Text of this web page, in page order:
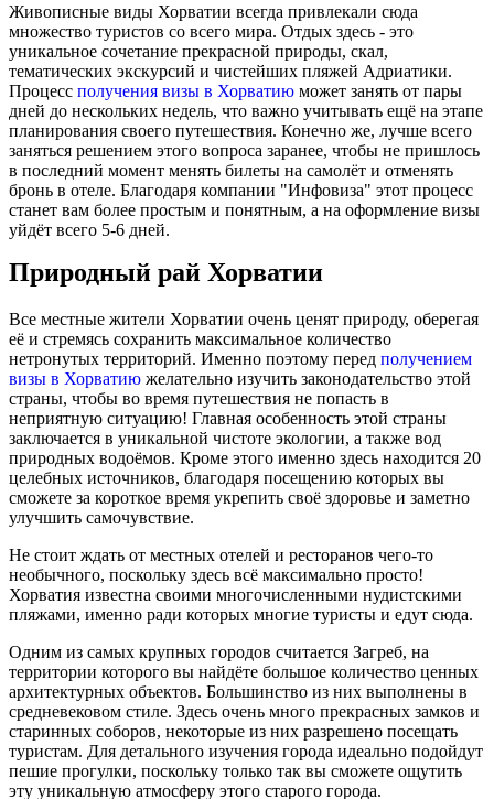
Живописные виды Хорватии всегда привлекали сюда
множество туристов со всего мира. Отдых здесь - это
уникальное сочетание прекрасной природы, скал,
тематических экскурсий и чистейших пляжей Адриатики.
Процесс получения визы в Хорватию может занять от пары
дней до нескольких недель, что важно учитывать ещё на этапе
планирования своего путешествия. Конечно же, лучше всего
заняться решением этого вопроса заранее, чтобы не пришлось
в последний момент менять билеты на самолёт и отменять
бронь в отеле. Благодаря компании "Инфовиза" этот процесс
станет вам более простым и понятным, а на оформление визы
уйдёт всего 5-6 дней.
Природный рай Хорватии
Все местные жители Хорватии очень ценят природу, оберегая
её и стремясь сохранить максимальное количество
нетронутых территорий. Именно поэтому перед получением
визы в Хорватию желательно изучить законодательство этой
страны, чтобы во время путешествия не попасть в
неприятную ситуацию! Главная особенность этой страны
заключается в уникальной чистоте экологии, а также вод
природных водоёмов. Кроме этого именно здесь находится 20
целебных источников, благодаря посещению которых вы
сможете за короткое время укрепить своё здоровье и заметно
улучшить самочувствие.
Не стоит ждать от местных отелей и ресторанов чего-то
необычного, поскольку здесь всё максимально просто!
Хорватия известна своими многочисленными нудистскими
пляжами, именно ради которых многие туристы и едут сюда.
Одним из самых крупных городов считается Загреб, на
территории которого вы найдёте большое количество ценных
архитектурных объектов. Большинство из них выполнены в
средневековом стиле. Здесь очень много прекрасных замков и
старинных соборов, некоторые из них разрешено посещать
туристам. Для детального изучения города идеально подойдут
пешие прогулки, поскольку только так вы сможете ощутить
эту уникальную атмосферу этого старого города.